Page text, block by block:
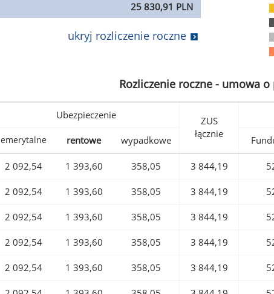
25 830,91 PLN
ukryj rozliczenie roczne
Rozliczenie roczne - umowa o
Ubezpieczenie
ZUS
łącznie
emerytalne rentowe wypadkowe
2 092,54 1 393,60 358,05 3 844,19
2 092,54 1 393,60 358,05 3 844,19
2 092,54 1 393,60 358,05 3 844,19
2 092,54 1 393,60 358,05 3 844,19
2 092,54 1 393,60 358,05 3 844,19